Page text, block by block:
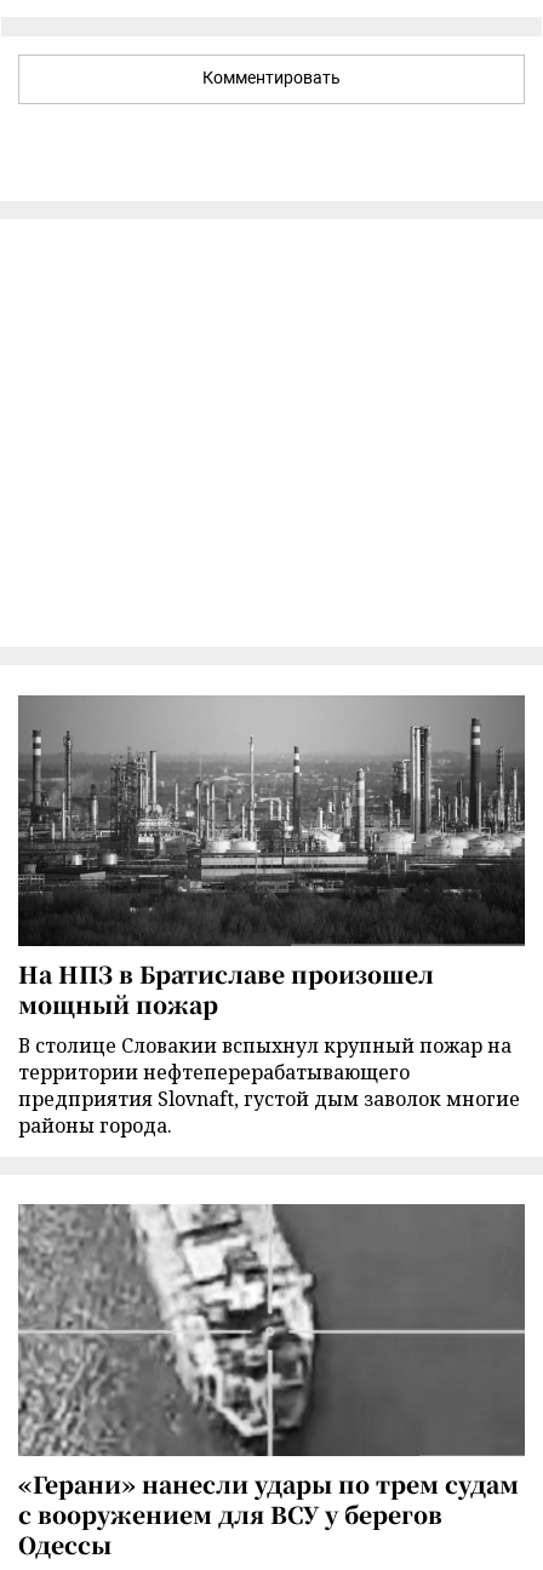
Комментировать
На НПЗ в Братиславе произошел
мощный пожар
В столице Словакии вспыхнул крупный пожар на
территории нефтеперерабатывающего
предприятия Slovnaft, густой дым заволок многие
районы города.
«Герани» нанесли удары по трем судам
с вооружением для ВСУ у берегов
Одессы